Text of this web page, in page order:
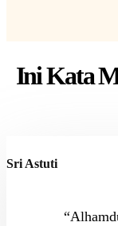
Ini Kata
Sri Astuti